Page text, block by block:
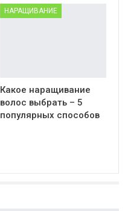
НАРАЩИВАНИЕ
Какое наращивание
волос выбрать – 5
популярных способов